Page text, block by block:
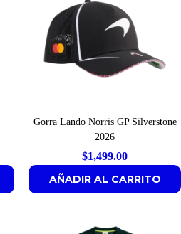
Gorra Lando Norris GP Silverstone
2026
$1,499.00
AÑADIR AL CARRITO